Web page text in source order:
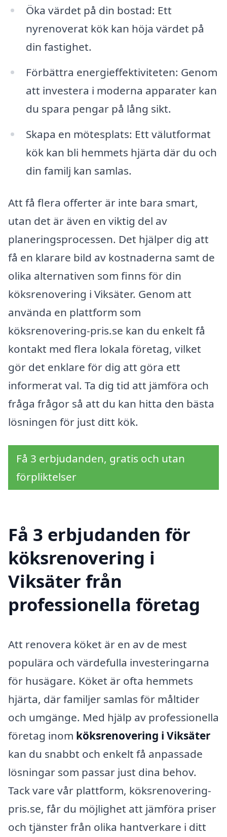
Öka värdet på din bostad: Ett
nyrenoverat kök kan höja värdet på
din fastighet.
Förbättra energieffektiviteten: Genom
att investera i moderna apparater kan
du spara pengar på lång sikt.
Skapa en mötesplats: Ett välutformat
kök kan bli hemmets hjärta där du och
din familj kan samlas.
Att få flera offerter är inte bara smart,
utan det är även en viktig del av
planeringsprocessen. Det hjälper dig att
få en klarare bild av kostnaderna samt de
olika alternativen som finns för din
köksrenovering i Viksäter. Genom att
använda en plattform som
köksrenovering-pris.se kan du enkelt få
kontakt med flera lokala företag, vilket
gör det enklare för dig att göra ett
informerat val. Ta dig tid att jämföra och
fråga frågor så att du kan hitta den bästa
lösningen för just ditt kök.
Få 3 erbjudanden, gratis och utan
förpliktelser
Få 3 erbjudanden för
köksrenovering i
Viksäter från
professionella företag
Att renovera köket är en av de mest
populära och värdefulla investeringarna
för husägare. Köket är ofta hemmets
hjärta, där familjer samlas för måltider
och umgänge. Med hjälp av professionella
företag inom köksrenovering i Viksäter
kan du snabbt och enkelt få anpassade
lösningar som passar just dina behov.
Tack vare vår plattform, köksrenovering-
pris.se, får du möjlighet att jämföra priser
och tjänster från olika hantverkare i ditt